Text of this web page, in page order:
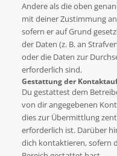
Andere als die oben
mit deiner Zustimmung
sofern er auf Grund
der Daten (z. B. an
oder die Daten zur
erforderlich sind.
Gestattung der
Du gestattest dem
von dir angegebenen
dies zur Übermittlung
erforderlich ist. Darüber
dich kontaktieren, sofern